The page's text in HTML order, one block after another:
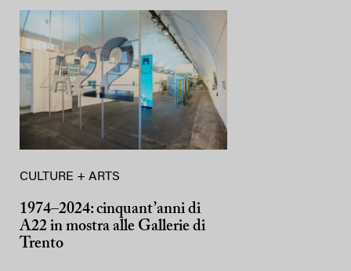
CULTURE + ARTS
1974–2024: cinquant’anni di
A22 in mostra alle Gallerie di
Trento